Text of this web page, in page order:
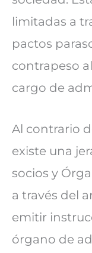
limitadas a
pactos
contrapeso
cargo de
Al contrario
existe una
socios y
a través del
emitir
órgano de